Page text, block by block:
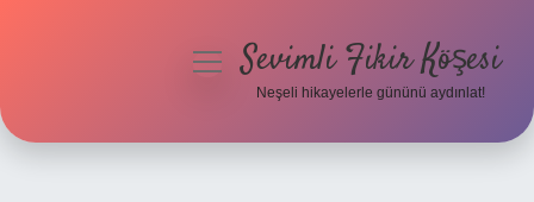
menüyüSevimli Fikir Köşesi
Neşeli hikayelerle gününü aydınlat!